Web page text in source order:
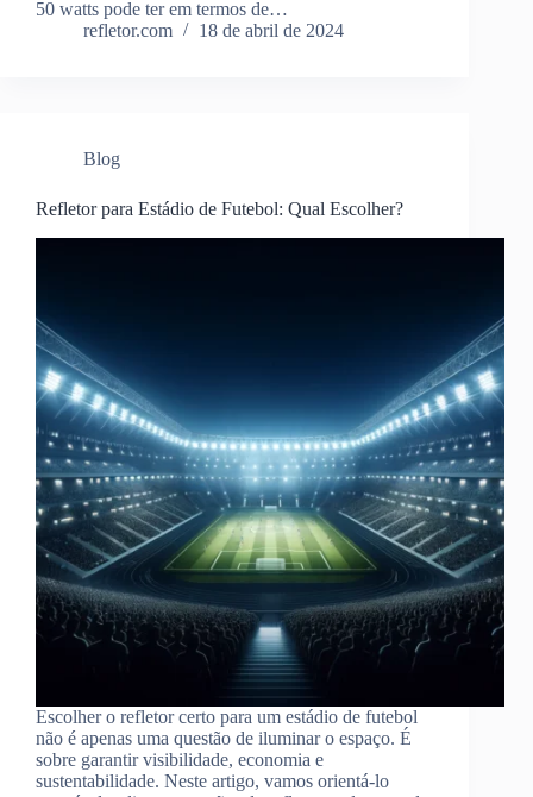
50 watts pode ter em termos de…
refletor.com
18 de abril de 2024
Blog
Refletor para Estádio de Futebol: Qual Escolher?
Escolher o refletor certo para um estádio de futebol
não é apenas uma questão de iluminar o espaço. É
sobre garantir visibilidade, economia e
sustentabilidade. Neste artigo, vamos orientá-lo